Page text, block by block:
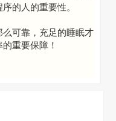
的人的重要性。
可靠，充足的睡眠才
重要保障！